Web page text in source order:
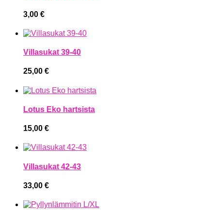
3,00 €
Villasukat 39-40
25,00 €
Lotus Eko hartsista
15,00 €
Villasukat 42-43
33,00 €